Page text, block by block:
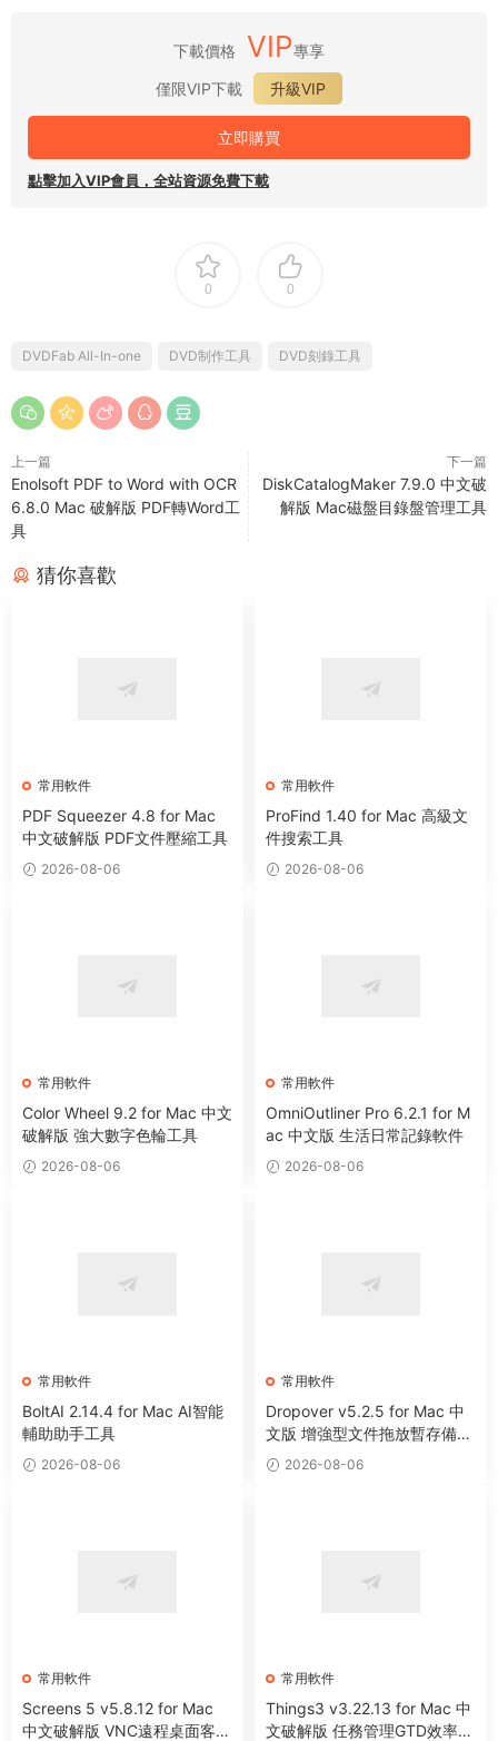
下載價格 VIP專享
僅限VIP下載
升級VIP
立即購買
點擊加入VIP會員，全站資源免費下載
0 0
DVDFab All-In-one DVD制作工具 DVD刻錄工具
上一篇
Enolsoft PDF to Word with OCR
6.8.0 Mac 破解版 PDF轉Word工
具
下一篇
DiskCatalogMaker 7.9.0 中文破
解版 Mac磁盤目錄盤管理工具
猜你喜歡
常用軟件
PDF Squeezer 4.8 for Mac
中文破解版 PDF文件壓縮工具
2026-08-06
常用軟件
ProFind 1.40 for Mac 高級文
件搜索工具
2026-08-06
常用軟件
Color Wheel 9.2 for Mac 中文
破解版 強大數字色輪工具
2026-08-06
常用軟件
OmniOutliner Pro 6.2.1 for M
ac 中文版 生活日常記錄軟件
2026-08-06
常用軟件
BoltAI 2.14.4 for Mac AI智能
輔助助手工具
2026-08-06
常用軟件
Dropover v5.2.5 for Mac 中
文版 增強型文件拖放暫存備用
整理工具
2026-08-06
常用軟件
Screens 5 v5.8.12 for Mac
中文破解版 VNC遠程桌面客戶
常用軟件
Things3 v3.22.13 for Mac 中
文破解版 任務管理GTD效率工